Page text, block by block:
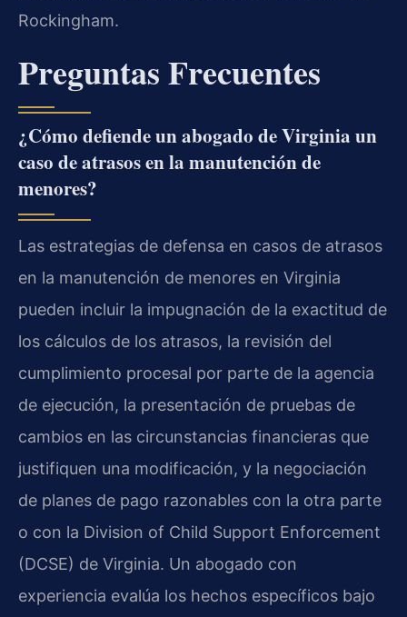
Rockingham.
Preguntas Frecuentes
¿Cómo defiende un abogado de Virginia un
caso de atrasos en la manutención de
menores?
Las estrategias de defensa en casos de atrasos
en la manutención de menores en Virginia
pueden incluir la impugnación de la exactitud de
los cálculos de los atrasos, la revisión del
cumplimiento procesal por parte de la agencia
de ejecución, la presentación de pruebas de
cambios en las circunstancias financieras que
justifiquen una modificación, y la negociación
de planes de pago razonables con la otra parte
o con la Division of Child Support Enforcement
(DCSE) de Virginia. Un abogado con
experiencia evalúa los hechos específicos bajo